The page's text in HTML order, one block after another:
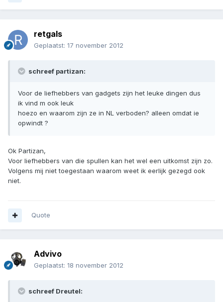
retgals
Geplaatst: 17 november 2012
schreef partizan:
Voor de liefhebbers van gadgets zijn het leuke dingen dus
ik vind m ook leuk
hoezo en waarom zijn ze in NL verboden? alleen omdat ie
opwindt ?
Ok Partizan,
Voor liefhebbers van die spullen kan het wel een uitkomst zijn zo.
Volgens mij niet toegestaan waarom weet ik eerlijk gezegd ook
niet.
Quote
Advivo
Geplaatst: 18 november 2012
schreef Dreutel: